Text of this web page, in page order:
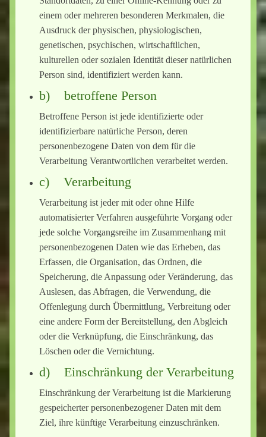
einem oder mehreren besonderen Merkmalen, die
Ausdruck der physischen, physiologischen,
genetischen, psychischen, wirtschaftlichen,
kulturellen oder sozialen Identität dieser natürlichen
Person sind, identifiziert werden kann.
b) betroffene Person
Betroffene Person ist jede identifizierte oder
identifizierbare natürliche Person, deren
personenbezogene Daten von dem für die
Verarbeitung Verantwortlichen verarbeitet werden.
c) Verarbeitung
Verarbeitung ist jeder mit oder ohne Hilfe
automatisierter Verfahren ausgeführte Vorgang oder
jede solche Vorgangsreihe im Zusammenhang mit
personenbezogenen Daten wie das Erheben, das
Erfassen, die Organisation, das Ordnen, die
Speicherung, die Anpassung oder Veränderung, das
Auslesen, das Abfragen, die Verwendung, die
Offenlegung durch Übermittlung, Verbreitung oder
eine andere Form der Bereitstellung, den Abgleich
oder die Verknüpfung, die Einschränkung, das
Löschen oder die Vernichtung.
d) Einschränkung der Verarbeitung
Einschränkung der Verarbeitung ist die Markierung
gespeicherter personenbezogener Daten mit dem
Ziel, ihre künftige Verarbeitung einzuschränken.